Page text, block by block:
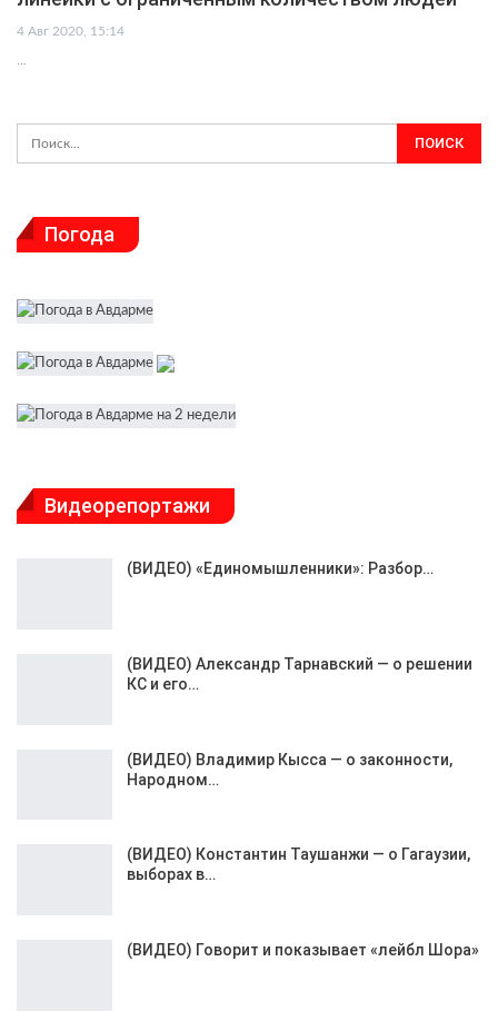
4 Авг 2020, 15:14
…
Погода
Видеорепортажи
(ВИДЕО) «Единомышленники»: Разбор…
(ВИДЕО) Александр Тарнавский — о решении
КС и его…
(ВИДЕО) Владимир Кысса — о законности,
Народном…
(ВИДЕО) Константин Таушанжи — о Гагаузии,
выборах в…
(ВИДЕО) Говорит и показывает «лейбл Шора»